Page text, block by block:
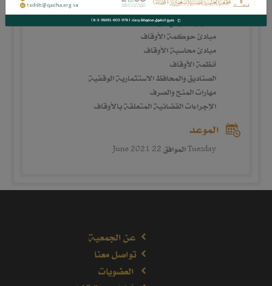
مهارات صياغة الوثيقة الوقفية
المعيار الشرعي للوقف
مبادئ حوكمة الأوقاف
مبادئ محاسبة الأوقاف
أنظمة الأوقاف
الصناديق والمحافظ الاستثمارية الوقفية
مهارات المنح والصرف
الإجراءات القضائية المتعلقة بالأوقاف
الموعد
Tuesday الموافق 22 June 2021
عن الجمعية
تواصل معنا
العضويات